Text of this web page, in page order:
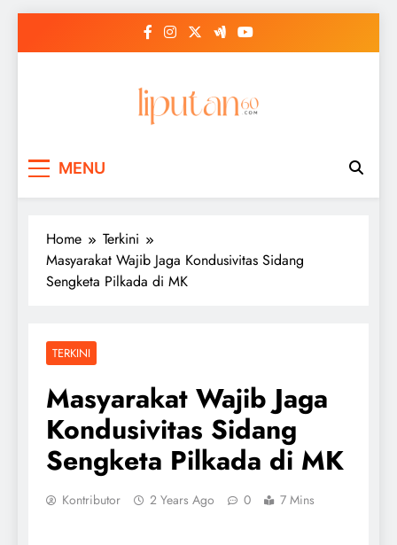
MENU
Home
Terkini
Masyarakat Wajib Jaga Kondusivitas Sidang
Sengketa Pilkada di MK
TERKINI
Masyarakat Wajib Jaga
Kondusivitas Sidang
Sengketa Pilkada di MK
Kontributor 2 Years Ago 0 7 Mins